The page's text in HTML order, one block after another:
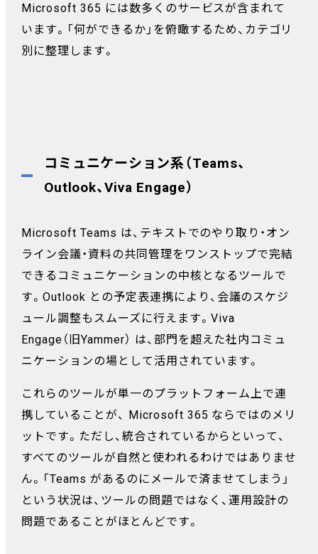
Microsoft 365 には数多くのサービスが含まれて
います。「何ができるか」を俯瞰するため、カテゴリ
別に整理します。
コミュニケーション系（Teams、
Outlook、Viva Engage）
Microsoft Teams は、テキストでのやり取り・オン
ライン会議・資料の共同管理をワンストップで完結
できるコミュニケーションの中核となるツールで
す。Outlook との予定表連携により、会議のスケジ
ュール調整もスムーズに行えます。Viva
Engage（旧Yammer） は、部門を超えた社内コミュ
ニケーションの場として活用されています。
これらのツールが単一のプラットフォーム上で連
携していることが、 Microsoft 365 ならではのメリ
ットです。ただし、統合されているからといって、
すべてのツールが自然と使われるわけではありませ
ん。「Teams があるのにメールで済ませてしまう」
という状況は、ツールの問題ではなく、運用設計の
問題であることがほとんどです。